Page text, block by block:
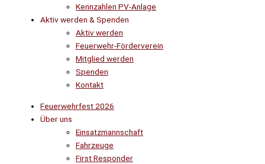
Kennzahlen PV-Anlage
Aktiv werden & Spenden
Aktiv werden
Feuerwehr-Förderverein
Mitglied werden
Spenden
Kontakt
Feuerwehrfest 2026
Über uns
Einsatzmannschaft
Fahrzeuge
First Responder